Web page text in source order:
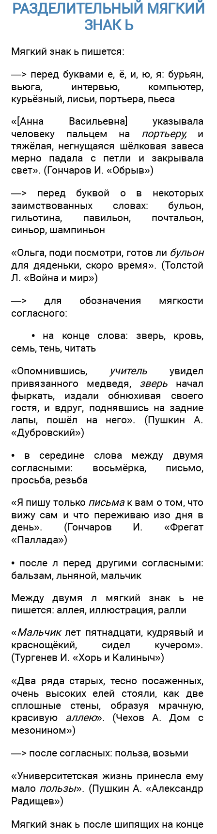
РАЗДЕЛИТЕЛЬНЫЙ МЯГКИЙ
ЗНАК Ь
Мягкий знак ь пишется:
—> перед буквами е, ё, и, ю, я: бурьян,
вьюга, интервью, компьютер,
курьёзный, лисьи, портьера, пьеса
«[Анна Васильевна] указывала
человеку пальцем на портьеру,и
тяжёлая, негнущаяся шёлковая завеса
мерно падала с петли и закрывала
свет». (Гончаров И. «Обрыв»)
—> перед буквой о в некоторых
заимствованных словах: бульон,
гильотина, павильон, почтальон,
синьор, шампиньон
«Ольга, поди посмотри, готов ли бульон
для дяденьки, скоро время». (Толстой
Л. «Война и мир»)
—> для обозначения мягкости
согласного:
• на конце слова: зверь, кровь,
семь, тень, читать
«Опомнившись,
учитель увидел
привязанного медведя, зверь начал
фыркать, издали обнюхивая своего
гостя, и вдруг, поднявшись на задние
лапы, пошёл на него». (Пушкин А.
«Дубровский»)
• в середине слова между двумя
согласными: восьмёрка, письмо,
просьба, резьба
«Я пишу только письмак вам о том, что
вижу сам и что переживаю изо дня в
день». (Гончаров И. «Фрегат
«Паллада»)
• после л перед другими согласными:
бальзам, льняной, мальчик
Между двумя л мягкий знак ь не
пишется: аллея, иллюстрация, ралли
«Мальчиклет пятнадцати, кудрявый и
краснощёкий, сидел кучером».
(Тургенев И. «Хорь и Калиныч»)
«Два ряда старых, тесно посаженных,
очень высоких елей стояли, как две
сплошные стены, образуя мрачную,
красивую аллею». (Чехов А. Дом с
мезонином»)
—> после согласных: польза, возьми
«Университетская жизнь принесла ему
мало пользы». (Пушкин А. «Александр
Радищев»)
Мягкий знак ь после шипящих на конце